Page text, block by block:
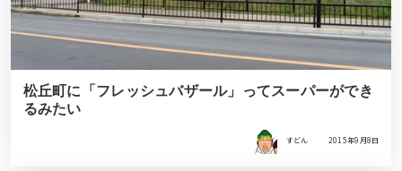
松丘町に「フレッシュバザール」ってスーパーができ
るみたい
すどん 2015年9月8日